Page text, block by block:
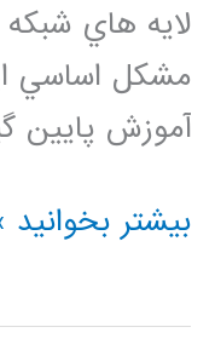
لايه هاي
مشكل اساسي
آموزش پايين
فيلم
فارسي
بیشتر بخوانید